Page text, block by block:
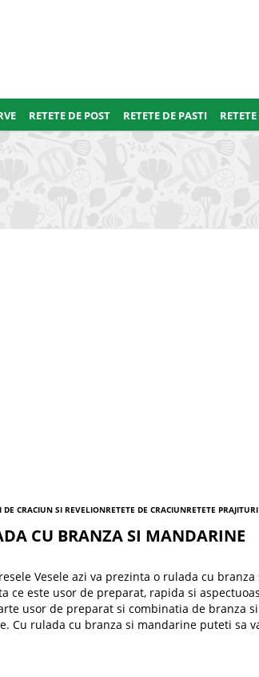
RETETE DE POST RETETE DE PASTI
DE CRACIUN SI REVELIONRETETE DE CRACIUNRETETE
CU BRANZA SI MANDARINE
Vesele azi va prezinta o rulada cu
ce este usor de preparat, rapida si
usor de preparat si combinatia de branza
Cu rulada cu branza si mandarine puteti sa